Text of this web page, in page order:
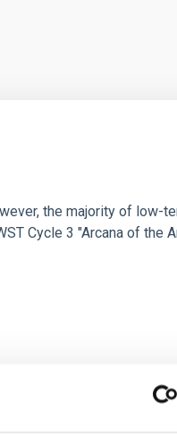
the majority of low-
Cycle 3 "Arcana of the